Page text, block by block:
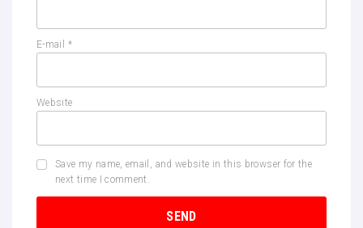
E-mail *
Website
Save my name, email, and website in this browser for the
next time I comment.